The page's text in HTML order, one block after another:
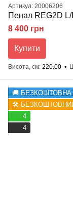
Артикул: 20006206
Пенал REG2D
8 400 грн
Купити
Висота, см 220.00
🚚
🛠️
4
4